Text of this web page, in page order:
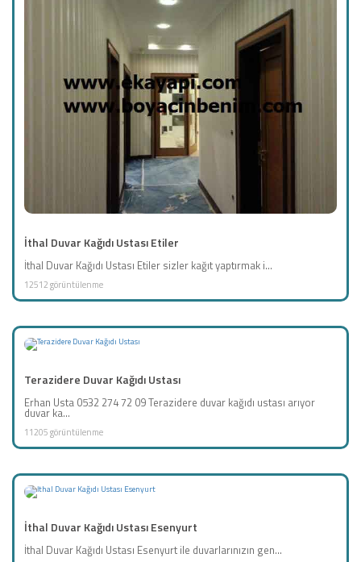
İthal Duvar Kağıdı Ustası Etiler
İthal Duvar Kağıdı Ustası Etiler sizler kağıt yaptırmak i...
12512 görüntülenme
Terazidere Duvar Kağıdı Ustası
Erhan Usta 0532 274 72 09 Terazidere duvar kağıdı ustası arıyor
duvar ka...
11205 görüntülenme
İthal Duvar Kağıdı Ustası Esenyurt
İthal Duvar Kağıdı Ustası Esenyurt ile duvarlarınızın gen...